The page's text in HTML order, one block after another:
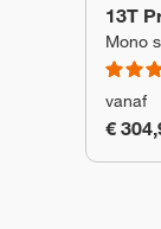
13T
Mono
vanaf
€